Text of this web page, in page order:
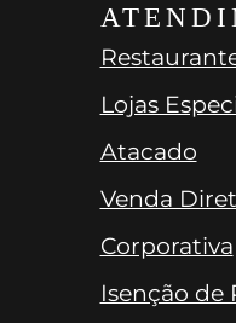
Lojas
Atacado
Venda
Corporativa
Isenção de